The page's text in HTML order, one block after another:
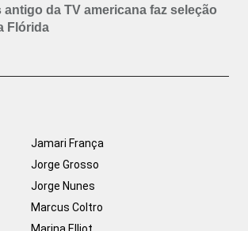
antigo da TV americana faz seleção
Flórida
Jamari França
Jorge Grosso
Jorge Nunes
Marcus Coltro